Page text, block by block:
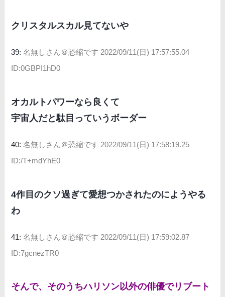
クリスタルスカル見てないや
39:名無しさん＠恐縮です 2022/09/11(日) 17:57:55.04
ID:0GBPI1hD0
オカルトパワーなら良くて
宇宙人だと駄目っていうボーダー
40:名無しさん＠恐縮です 2022/09/11(日) 17:58:19.25
ID:/T+mdYhE0
4作目のクソ過ぎて愛想つかされたのにようやる
わ
41:名無しさん＠恐縮です 2022/09/11(日) 17:59:02.87
ID:7gcnezTR0
そんで、そのうちハリソン以外の俳優でリブート